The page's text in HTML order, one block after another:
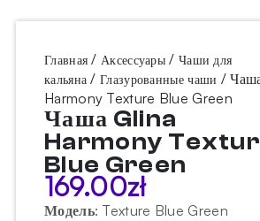
Главная /Аксессуары / Чаши для
кальяна /Глазурованные чаши /
Harmony Texture Blue Green
Чаша Glina
Harmony
Blue Green
169.00zł
Модель: Texture Blue Green